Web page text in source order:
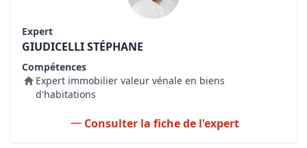
Expert
GIUDICELLI STÉPHANE
Compétences
Expert immobilier valeur vénale en biens
d'habitations
Consulter la fiche de l'expert